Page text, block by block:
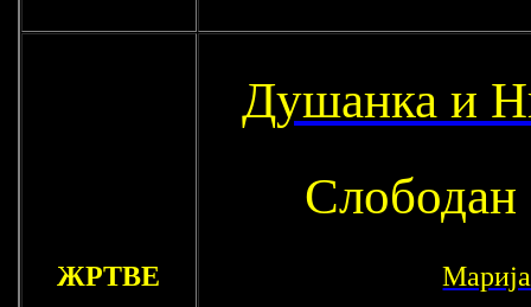
ЖРТВЕ
Душанка и